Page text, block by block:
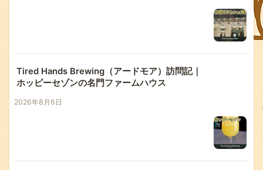
Tired Hands Brewing（アードモア）訪問記｜
ホッピーセゾンの名門ファームハウス
2026年8月6日